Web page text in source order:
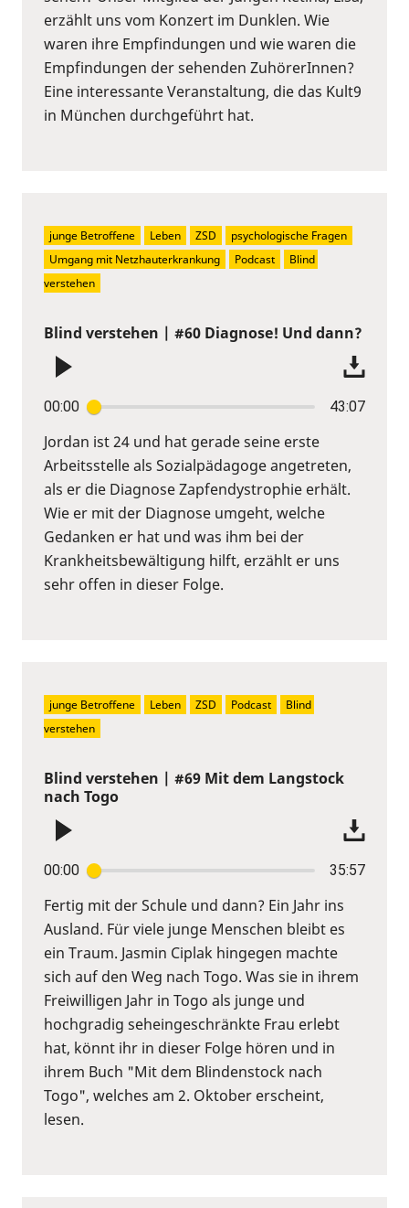
erzählt uns vom Konzert im Dunklen. Wie
waren ihre Empfindungen und wie waren die
Empfindungen der sehenden ZuhörerInnen?
Eine interessante Veranstaltung, die das Kult9
in München durchgeführt hat.
Blind verstehen | #60 Diagnose! Und dann?
00:00 43:07
Jordan ist 24 und hat gerade seine erste
Arbeitsstelle als Sozialpädagoge angetreten,
als er die Diagnose Zapfendystrophie erhält.
Wie er mit der Diagnose umgeht, welche
Gedanken er hat und was ihm bei der
Krankheitsbewältigung hilft, erzählt er uns
sehr offen in dieser Folge.
junge Betroffene Leben ZSD
psychologische Fragen
Umgang mit Netzhauterkrankung
Podcast
Blind
verstehen
Blind verstehen | #69 Mit dem Langstock
nach Togo
00:00 35:57
Fertig mit der Schule und dann? Ein Jahr ins
Ausland. Für viele junge Menschen bleibt es
ein Traum. Jasmin Ciplak hingegen machte
sich auf den Weg nach Togo. Was sie in ihrem
Freiwilligen Jahr in Togo als junge und
hochgradig seheingeschränkte Frau erlebt
hat, könnt ihr in dieser Folge hören und in
ihrem Buch "Mit dem Blindenstock nach
Togo", welches am 2. Oktober erscheint,
lesen.
junge Betroffene Leben ZSD Podcast
Blind
verstehen